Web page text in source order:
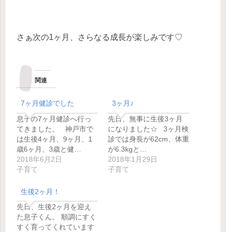
さぁ次の1ヶ月、さらなる成長が楽しみです♡
関連
7ヶ月健診でした
息子の7ヶ月健診へ行っ
てきました。 神戸市で
は生後4ヶ月、9ヶ月、1
歳6ヶ月、3歳と健…
2018年6月2日
子育て
3ヶ月♪
先日、無事に生後3ヶ月
になりました☆ 3ヶ月検
診では身長が62cm、体重
が6.3kgと…
2018年1月29日
子育て
生後2ヶ月！
先日、生後2ヶ月を迎え
た息子くん。 順調にすく
すく育ってくれています